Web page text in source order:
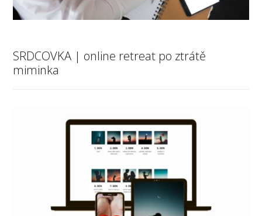
SRDCOVKA | online retreat po ztrátě
miminka